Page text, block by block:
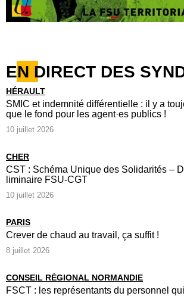
EN DIRECT DES
HÉRAULT
SMIC et indemnité différentielle : il y a
que le fond pour les agent·es publics !
10 juillet 2026
CHER
CST : Schéma Unique des Solidarités –
liminaire FSU-CGT
10 juillet 2026
PARIS
Crever de chaud au travail, ça suffit !
8 juillet 2026
CONSEIL RÉGIONAL NORMANDIE
FSCT : les représentants du personnel